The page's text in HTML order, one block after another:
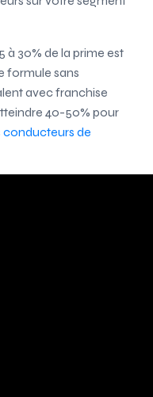
à 30% de la prime est
formule sans
avec franchise
40-50% pour
conducteurs de